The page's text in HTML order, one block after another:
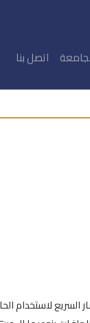
اتصل بنا
لاستخدام